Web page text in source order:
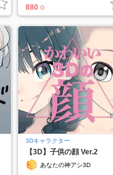
880 G
3Dキャラクター
【3D】子供の顔 Ver.2
あなたの神アシ3D